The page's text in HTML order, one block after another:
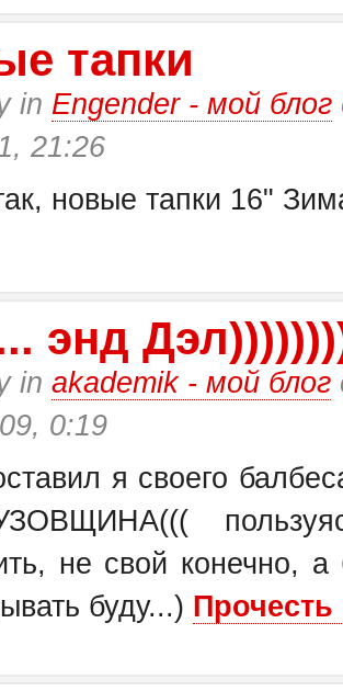
тапки
in Engender - мой блог
21:26
новые тапки 16"
энд
in akademik - мой блог
0:19
я своего
не свой конечно,
буду...)